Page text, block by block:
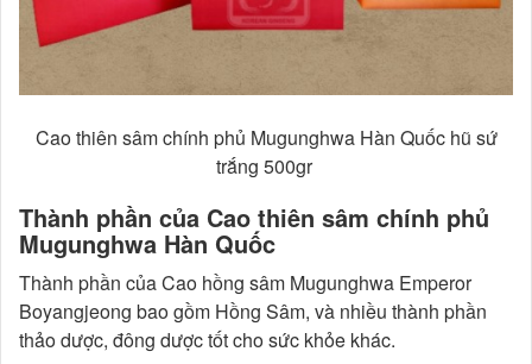
Cao thiên sâm chính phủ Mugunghwa Hàn Quốc hũ sứ
trắng 500gr
Thành phần của Cao thiên sâm chính phủ
Mugunghwa Hàn Quốc
Thành phần của Cao hồng sâm Mugunghwa Emperor
Boyangjeong bao gồm Hồng Sâm, và nhiều thành phần
thảo dược, đông dược tốt cho sức khỏe khác.